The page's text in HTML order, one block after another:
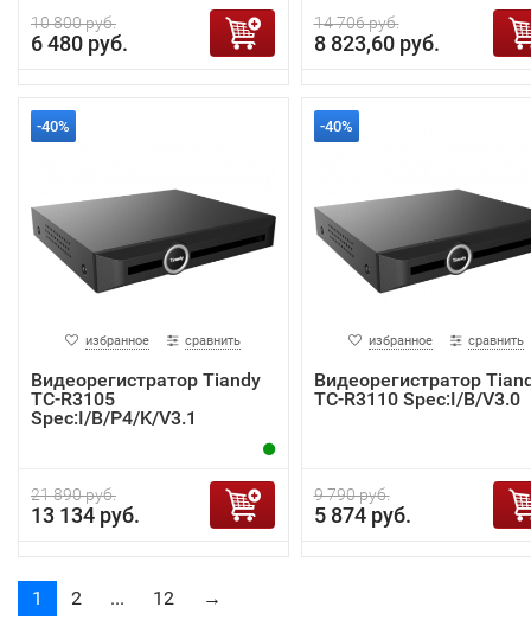
10 800 руб.
6 480 руб.
14 706 руб.
8 823,60 руб.
-40%
избранное сравнить
Видеорегистратор Tiandy
TC-R3105
Spec:I/B/P4/K/V3.1
21 890 руб.
13 134 руб.
-40%
избранное сравнить
Видеорегистратор
TC-R3110 Spec:I/B/V3.0
9 790 руб.
5 874 руб.
1 2 ... 12 →